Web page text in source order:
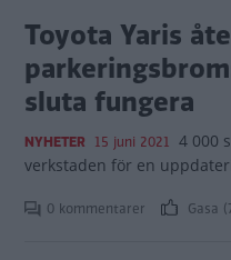
Toyota Yaris
sluta fungera
NYHETER 15 juni 2021 4 000
verkstaden för en
0 kommentarer Gasa